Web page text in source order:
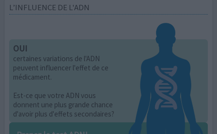
L’INFLUENCE DE L'ADN
OUI
certaines variations de l'ADN
peuvent influencer l'effet de ce
médicament.
Est-ce que votre ADN vous
donnent une plus grande chance
d'avoir plus d'effets secondaires?